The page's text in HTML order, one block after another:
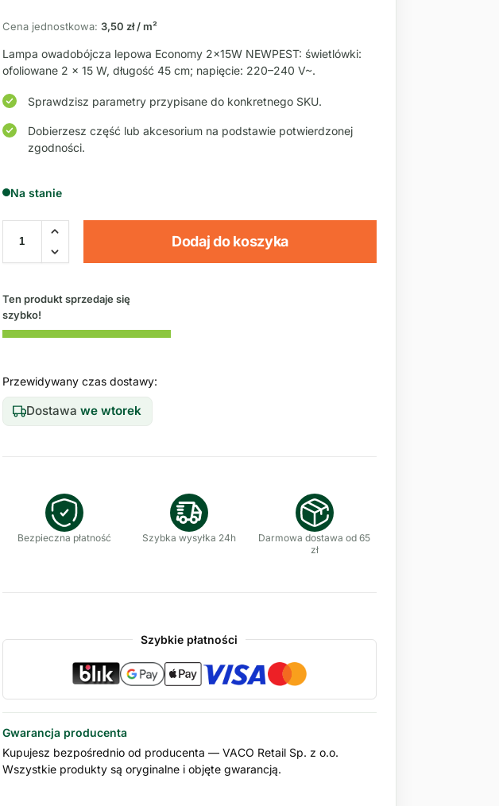
Cena jednostkowa: 3,50 zł / m²
Lampa owadobójcza lepowa Economy 2x15W NEWPEST: świetlówki:
ofoliowane 2 × 15 W, długość 45 cm; napięcie: 220–240 V~.
Sprawdzisz parametry przypisane do konkretnego SKU.
Dobierzesz część lub akcesorium na podstawie potwierdzonej
zgodności.
Na stanie
Dodaj do koszyka
Ten produkt sprzedaje się
szybko!
Przewidywany czas dostawy:
Dostawawe wtorek
Bezpieczna płatność Szybka wysyłka 24h
Darmowa dostawa od 65
zł
Szybkie płatności
Gwarancja producenta
Kupujesz bezpośrednio od producenta — VACO Retail Sp. z o.o.
Wszystkie produkty są oryginalne i objęte gwarancją.